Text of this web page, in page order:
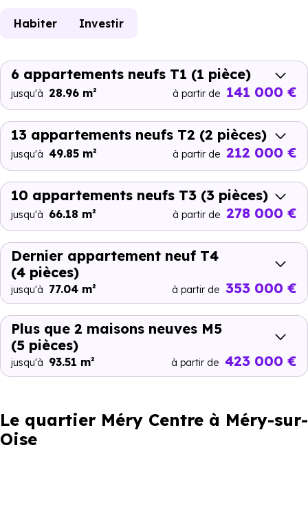
Habiter Investir
6 appartements neufs T1 (1 pièce)
jusqu'à 28.96 m² à partir de 141 000 €
13 appartements neufs T2 (2 pièces)
jusqu'à 49.85 m² à partir de 212 000 €
10 appartements neufs T3 (3 pièces)
jusqu'à 66.18 m² à partir de 278 000 €
Dernier appartement neuf T4
(4 pièces)
jusqu'à 77.04 m² à partir de 353 000 €
Plus que 2 maisons neuves M5
(5 pièces)
jusqu'à 93.51 m² à partir de 423 000 €
Le quartier Méry Centre à Méry-sur-
Oise